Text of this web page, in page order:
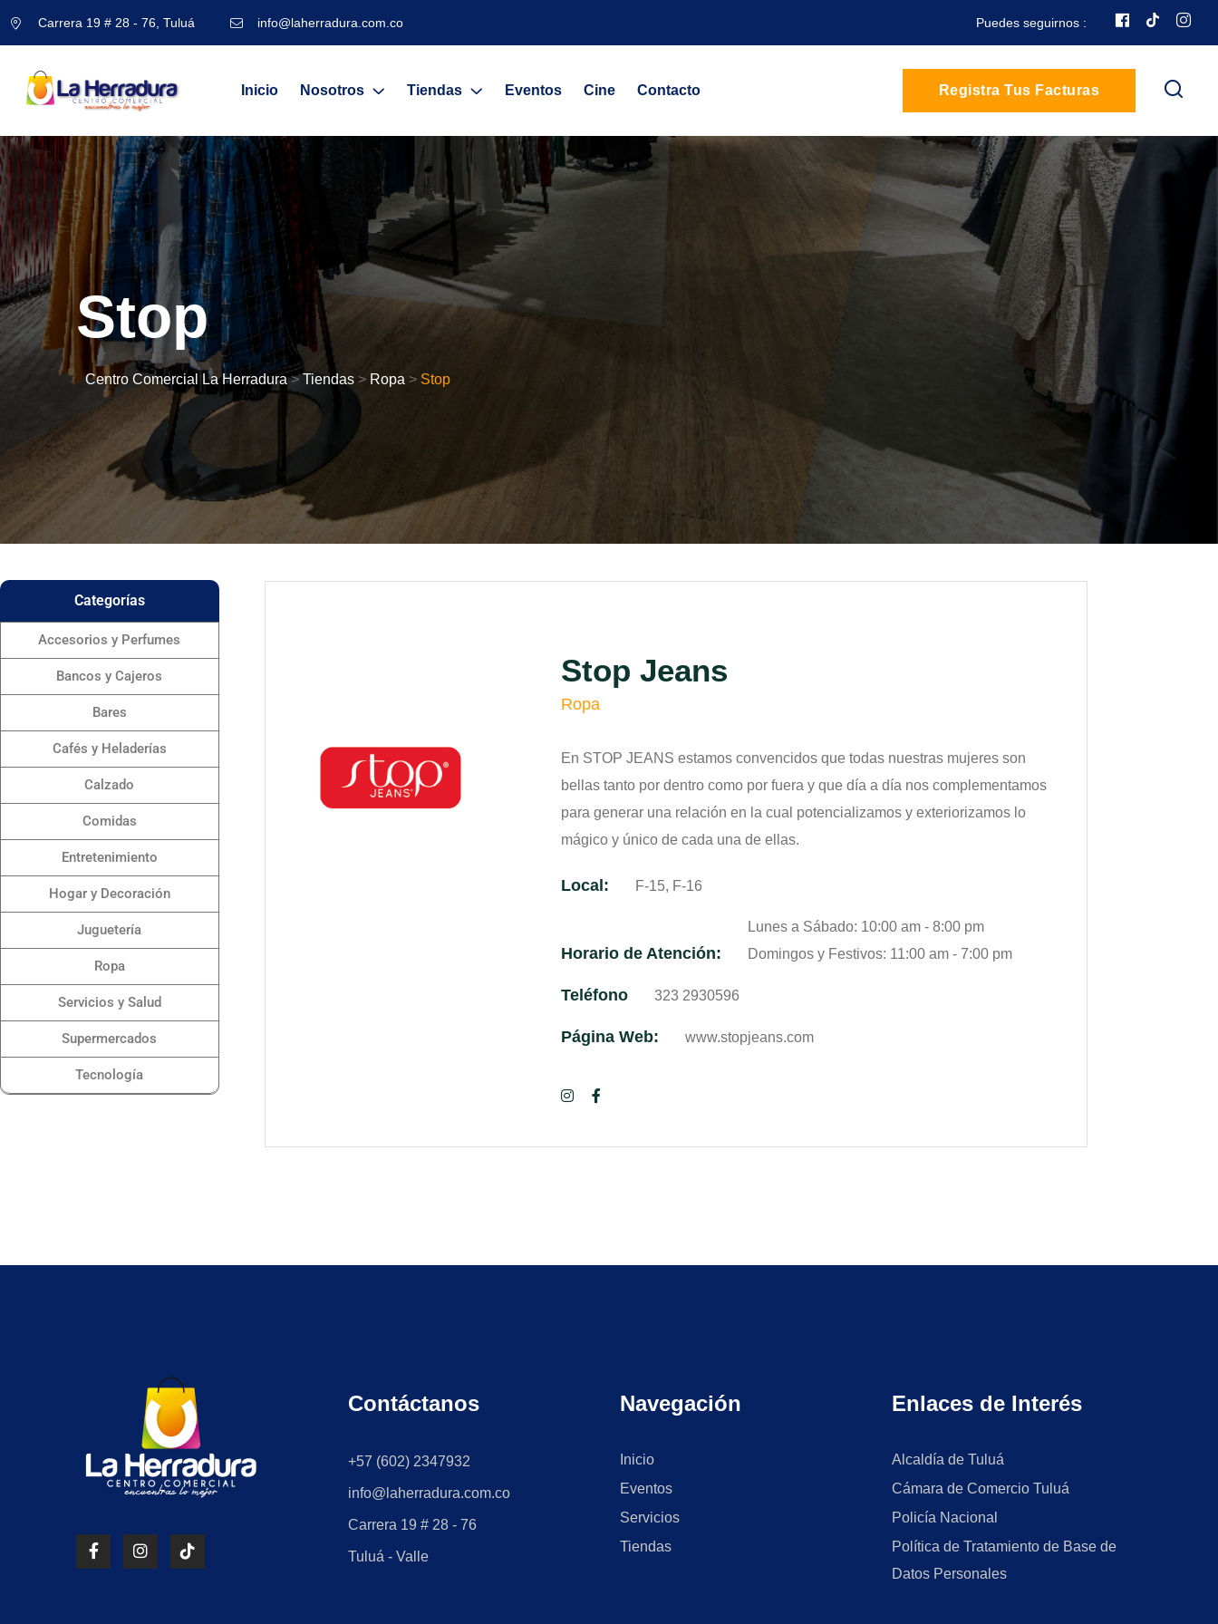
Carrera 19 # 28 - 76, Tuluá info@laherradura.com.co Puedes seguirnos :
Inicio Nosotros Tiendas Eventos Cine Contacto Registra Tus Facturas
Stop
Centro Comercial La Herradura>Tiendas > Ropa > Stop
Categorías
Accesorios y Perfumes
Bancos y Cajeros
Bares
Cafés y Heladerías
Calzado
Comidas
Entretenimiento
Hogar y Decoración
Juguetería
Ropa
Servicios y Salud
Supermercados
Tecnología
Stop Jeans
Ropa
En STOP JEANS estamos convencidos que todas nuestras mujeres son
bellas tanto por dentro como por fuera y que día a día nos complementamos
para generar una relación en la cual potencializamos y exteriorizamos lo
mágico y único de cada una de ellas.
Local: F-15, F-16
Horario de Atención:
Lunes a Sábado: 10:00 am - 8:00 pm
Domingos y Festivos: 11:00 am - 7:00 pm
Teléfono 323 2930596
Página Web: www.stopjeans.com
Contáctanos
+57 (602) 2347932
info@laherradura.com.co
Carrera 19 # 28 - 76
Tuluá - Valle
Navegación
Inicio
Eventos
Servicios
Tiendas
Enlaces de Interés
Alcaldía de Tuluá
Cámara de Comercio Tuluá
Policía Nacional
Política de Tratamiento de Base de
Datos Personales